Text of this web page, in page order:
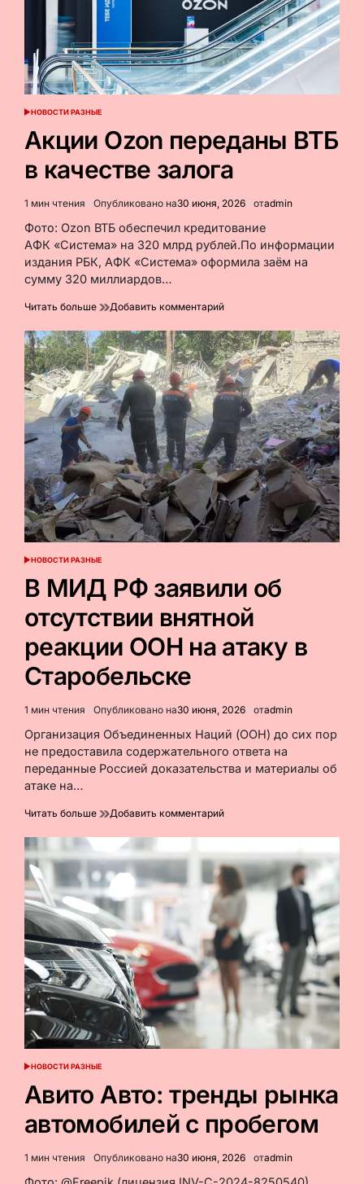
ОПУБЛИКОВАНО
НОВОСТИ РАЗНЫЕ
Акции Ozon переданы ВТБ
в качестве залога
Расчётное
время
чтения
1 мин чтения Опубликовано на30 июня, 2026 отadmin
Фото: Ozon ВТБ обеспечил кредитование
АФК «Система» на 320 млрд рублей.По информации
издания РБК, АФК «Система» оформила заём на
сумму 320 миллиардов…
Читать больше Добавить комментарийк
Ozon
переданы
ВТБ
в
качестве
залога
ОПУБЛИКОВАНО
НОВОСТИ РАЗНЫЕ
В МИД РФ заявили об
отсутствии внятной
реакции ООН на атаку в
Старобельске
Расчётное
время
чтения
1 мин чтения Опубликовано на30 июня, 2026 отadmin
Организация Объединенных Наций (ООН) до сих пор
не предоставила содержательного ответа на
переданные Россией доказательства и материалы об
атаке на…
Читать больше Добавить комментарийк
РФ
заявили
об
отсутствии
внятной
реакции
ООН
на
атаку
в
Старобельске
ОПУБЛИКОВАНО
НОВОСТИ РАЗНЫЕ
Авито Авто: тренды рынка
автомобилей с пробегом
Расчётное
время
1 мин чтения Опубликовано на30 июня, 2026 отadmin